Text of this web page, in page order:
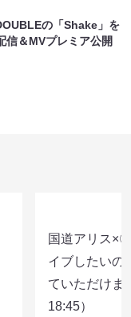
の「Shake」を
信＆MVプレミア公開
国道アリス×
イブしたいの
ていただけ
18:45）